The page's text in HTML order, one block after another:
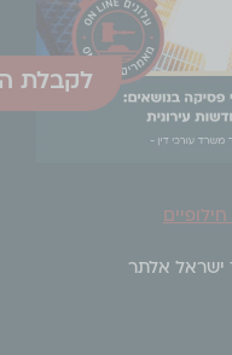
ישראל אלתר
לקבלת